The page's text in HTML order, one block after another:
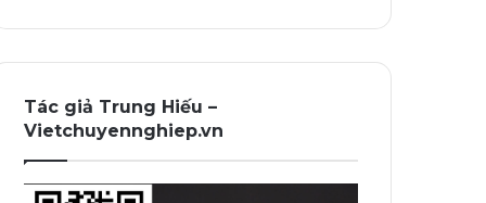
Tác giả Trung Hiếu –
Vietchuyennghiep.vn